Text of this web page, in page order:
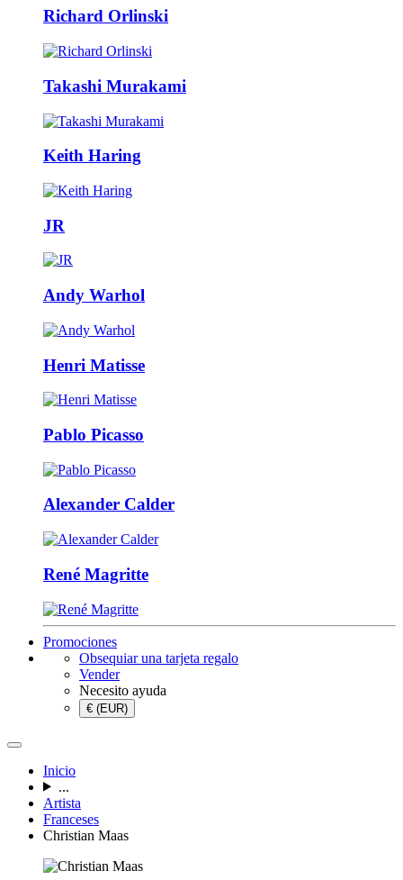
Richard Orlinski
Takashi Murakami
Keith Haring
JR
Andy Warhol
Henri Matisse
Pablo Picasso
Alexander Calder
René Magritte
Promociones
Obsequiar una tarjeta regalo
Vender
Necesito ayuda
€ (EUR)
Inicio
...
Artista
Franceses
Christian Maas